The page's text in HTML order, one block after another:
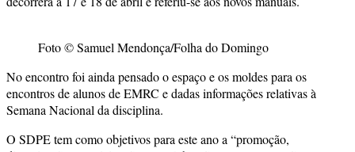
Foto © Samuel Mendonça/Folha do Domingo
No encontro foi ainda pensado o espaço e os moldes para os
encontros de alunos de EMRC e dadas informações relativas à
Semana Nacional da disciplina.
O SDPE tem como objetivos para este ano a “promoção,